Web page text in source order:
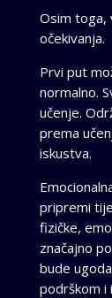
Osim toga,
očekivanja.
Prvi put
normalno.
učenje.
prema
iskustva.
pripremi
fizičke,
značajno
bude
podrškom i